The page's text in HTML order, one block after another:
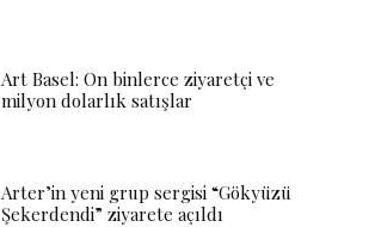
Art Basel: On binlerce ziyaretçi ve
milyon dolarlık satışlar
Arter’in yeni grup sergisi “Gökyüzü
Şekerdendi” ziyarete açıldı